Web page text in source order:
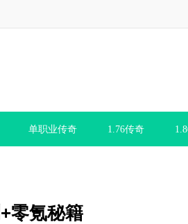
单职业传奇 1.76传奇
零氪秘籍